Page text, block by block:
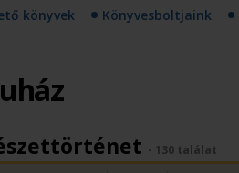
könyvek Könyvesboltjaink
- 130 találat